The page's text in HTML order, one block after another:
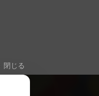
閉じる